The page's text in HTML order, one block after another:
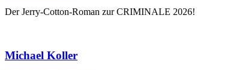
Der Jerry-Cotton-Roman zur CRIMINALE 2026!
Michael Koller